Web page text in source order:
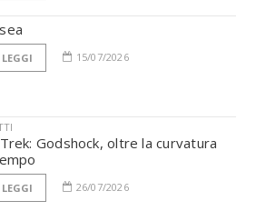
LEGGI 15/07/2026
Godshock, oltre la curvatura
LEGGI 26/07/2026